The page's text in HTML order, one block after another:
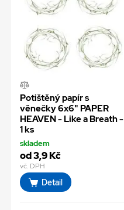
Potištěný papír s
věnečky 6x6" PAPER
HEAVEN - Like a Breath -
1 ks
skladem
od 3,9 Kč
vč. DPH
Detail